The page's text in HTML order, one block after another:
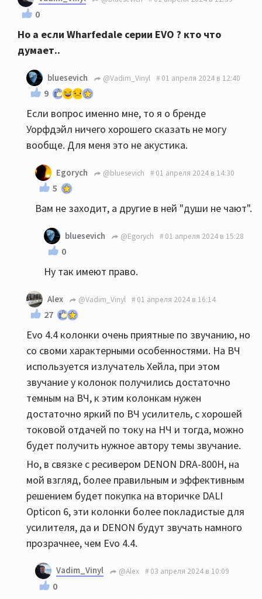
0
Но а если Wharfedale серии EVO ? кто что
думает..
bluesevich @Vadim_Vinyl 01 апреля 2024 в 12:40
9
Если вопрос именно мне, то я о бренде
Уорфдэйл ничего хорошего сказать не могу
вообще. Для меня это не акустика.
Egorych @bluesevich 01 апреля 2024 в 14:30
5
Вам не заходит, а другие в ней "души не чают".
bluesevich @Egorych 01 апреля 2024 в 15:28
0
Ну так имеют право.
Alex @Vadim_Vinyl 01 апреля 2024 в 16:14
27
Evo 4.4 колонки очень приятные по звучанию, но
со своми характерными особенностями. На ВЧ
используется излучатель Хейла, при этом
звучание у колонок получились достаточно
темным на ВЧ, к этим колонкам нужен
достаточно яркий по ВЧ усилитель, с хорошей
токовой отдачей по току на НЧ и тогда, можно
будет получить нужное автору темы звучание.
Но, в связке с ресивером DENON DRA-800H, на
мой взгляд, более правильным и эффективным
решением будет покупка на вторичке DALI
Opticon 6, эти колонки более покладистые для
усилителя, да и DENON будут звучать намного
прозрачнее, чем Evo 4.4.
Vadim_Vinyl @Alex 03 апреля 2024 в 10:09
0